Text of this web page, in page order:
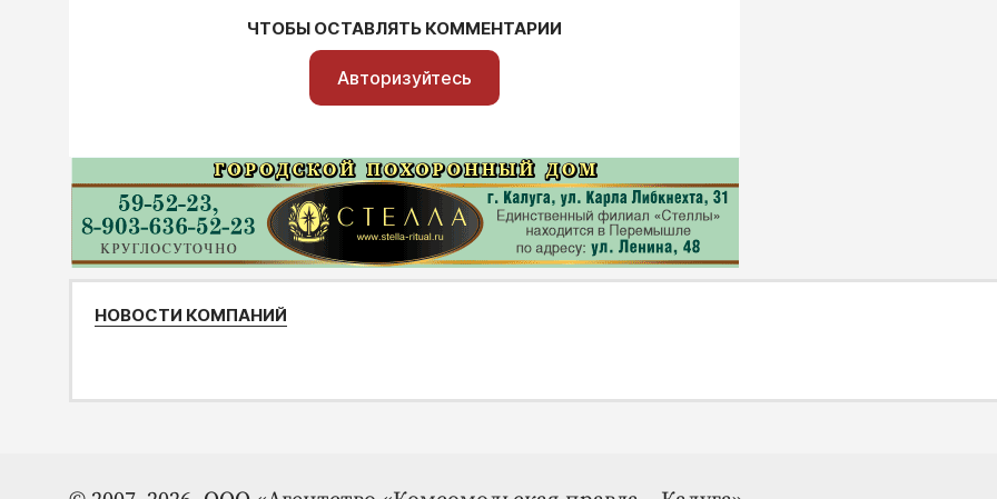
ЧТОБЫ ОСТАВЛЯТЬ КОММЕНТАРИИ
Авторизуйтесь
НОВОСТИ КОМПАНИЙ